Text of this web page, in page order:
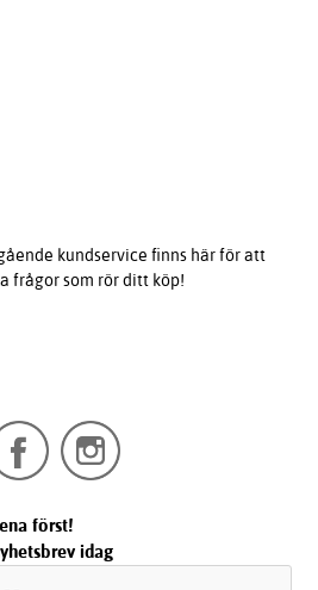
kundservice finns här för att
frågor som rör ditt köp!
först!
idag